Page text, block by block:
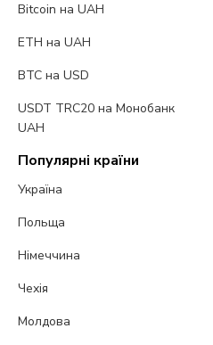
Bitcoin на UAH
ETH на UAH
BTC на USD
USDT TRC20 на Монобанк
UAH
Популярні країни
Україна
Польща
Німеччина
Чехія
Молдова